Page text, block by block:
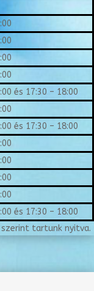
és 17:30 – 18:00
és 17:30 – 18:00
és 17:30 – 18:00
tartunk nyitva.